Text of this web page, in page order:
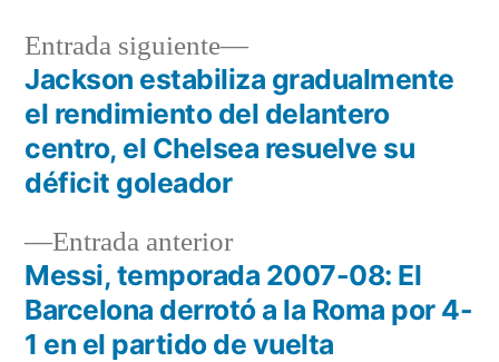
Navegación
de
entradas
Entrada anteriorEntrada
anterior:
Messi, temporada 2007-08: El
Barcelona derrotó a la Roma por 4-
1 en el partido de vuelta
Entrada siguiente
Entrada
siguiente:
Jackson estabiliza gradualmente
el rendimiento del delantero
centro, el Chelsea resuelve su
déficit goleador